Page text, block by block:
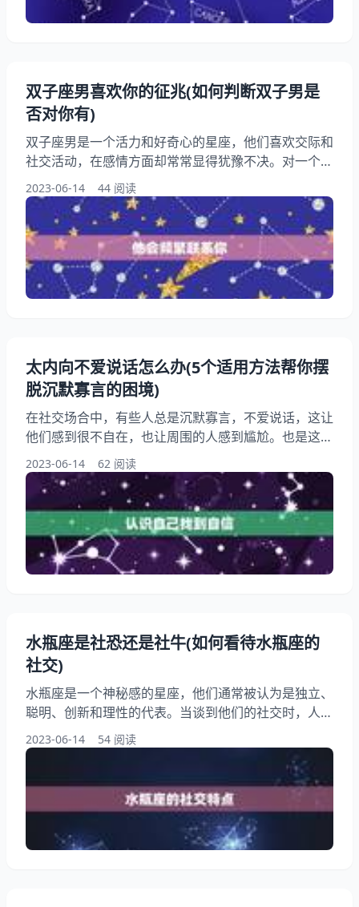
有余
双子座男喜欢你的征兆(如何判断双子男是
否对你有)
双子座男是一个活力和好奇心的星座，他们喜欢交际和
社交活动，在感情方面却常常显得犹豫不决。对一个双
子座男孩有，你可能会发现他的行为和言语有些暧昧，
不知道他是否真的喜欢你。如何判断双子座男是否对你
有呢？我们将为你详细介绍双子座男喜欢你的征兆，帮
助你更好地了解他们的内心世界。 一、他会频繁联系
你 双子座男孩很喜欢和人，如果他对你有，他会频繁
地联系你，不管是通过短信、电话还是社交媒体
2023-06-14 44 阅读
太内向不爱说话怎么办(5个适用方法帮你摆
脱沉默寡言的困境)
在社交场合中，有些人总是沉默寡言，不爱说话，这让
他们感到很不自在，也让周围的人感到尴尬。也是这样
的人，不用担心，本文将为你提供5个适用方法，帮助
你摆脱沉默寡言的困境，让你在社交场合中更加自信、
自在。 一、认识自己，找到自信 很多人沉默寡言的原
因是因为缺乏自信，不知道该说些什么，怕说错话或者
被别人嘲笑。要做的就是认识自己，找到自信。你可以
一下自己的优点和长处，也可以多参加一些自己感兴趣
的活动
2023-06-14 62 阅读
水瓶座是社恐还是社牛(如何看待水瓶座的
社交)
水瓶座是一个神秘感的星座，他们通常被认为是独立、
聪明、创新和理性的代表。当谈到他们的社交时，人们
的看法却不尽相同。有人认为水瓶座是社恐，宁愿独自
一人，而有人则认为他们是社交达人，能够轻松地与任
何人交往。水瓶座的社交究竟如何呢？本文将从不同角
度来讨论这个问题。 一、水瓶座的社交特点 水瓶座的
人通常被认为是独立、聪明、创新和理性的代表。他们
善于和分析，对于新鲜事物好奇心，很容易与人
2023-06-14 54 阅读